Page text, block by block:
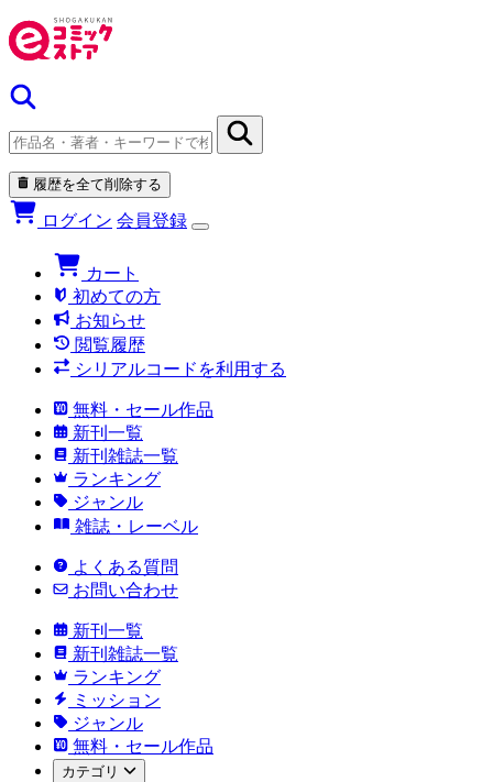
履歴を全て削除する
ログイン 会員登録
カート
初めての方
お知らせ
閲覧履歴
シリアルコードを利用する
無料・セール作品
新刊一覧
新刊雑誌一覧
ランキング
ジャンル
雑誌・レーベル
よくある質問
お問い合わせ
新刊一覧
新刊雑誌一覧
ランキング
ミッション
ジャンル
無料・セール作品
カテゴリ